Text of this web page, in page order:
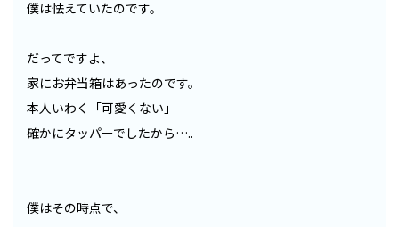
僕は怯えていたのです。
だってですよ、
家にお弁当箱はあったのです。
本人いわく「可愛くない」
確かにタッパーでしたから…..
僕はその時点で、